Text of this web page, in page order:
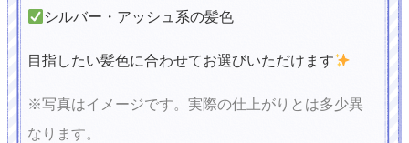
シルバー・アッシュ系の髪色
目指したい髪色に合わせてお選びいただけます
※写真はイメージです。実際の仕上がりとは多少異
なります。